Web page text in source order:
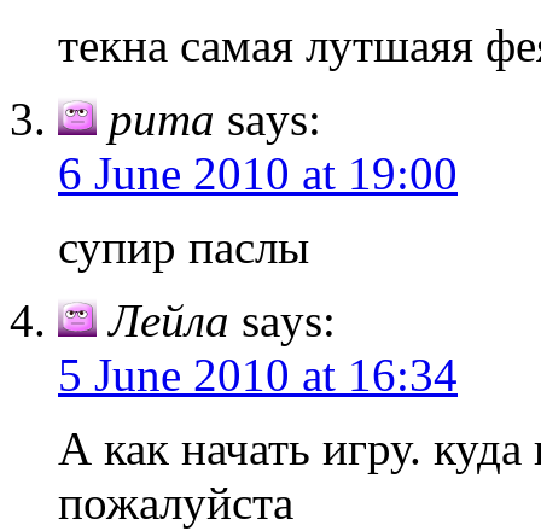
текна самая лутшаяя
рита says:
6 June 2010 at 19:00
супир паслы
Лейла says:
5 June 2010 at 16:34
А как начать игру.
пожалуйста